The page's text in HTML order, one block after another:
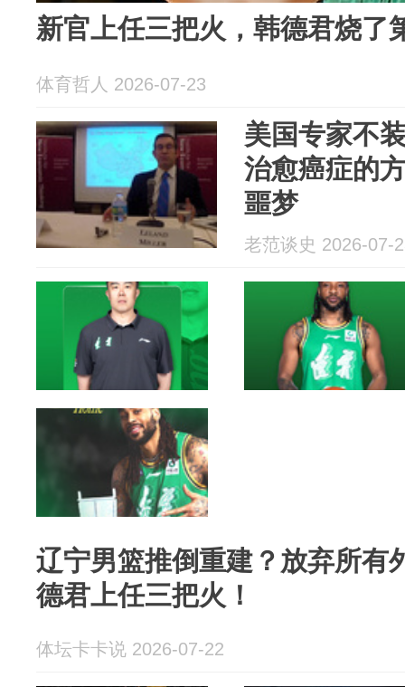
新官上任三把火，韩德君烧了
体育哲人 2026-07-23
美国专家不
治愈癌症的
噩梦
老范谈史 2026-07-
辽宁男篮推倒重建？放弃所有
德君上任三把火！
体坛卡卡说 2026-07-22